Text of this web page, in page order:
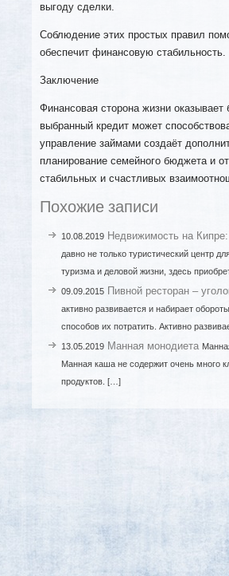
выгоду сделки.
Соблюдение этих простых правил
обеспечит финансовую стабильность.
Заключение
Финансовая сторона жизни
выбранный кредит может
управление займами создаёт
планирование семейного бюджета и
стабильных и счастливых
Похожие записи
10.08.2019 Недвижимость на
давно не только туристический центр
туризма и деловой жизни, здесь
09.09.2015 Пивной ресторан –
активно развивается и набирает
способов их потратить. Активно
13.05.2019 Манная монодиета
Манная каша не содержит очень много
продуктов. […]